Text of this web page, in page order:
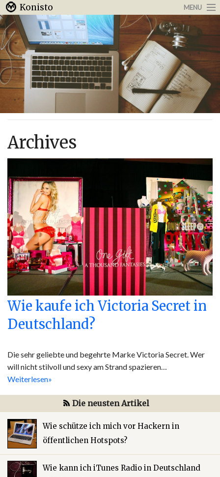
Konisto MENU
Arbeit & Karriere
Internet
Urlaub & Reisen
Archives
Wie kaufe ich Victoria Secret in
Deutschland?
Die sehr geliebte und begehrte Marke Victoria Secret. Wer
will nicht stilvoll und sexy am Strand spazieren…
Weiterlesen»
Die neusten Artikel
Wie schütze ich mich vor Hackern in
öffentlichen Hotspots?
Wie kann ich iTunes Radio in Deutschland